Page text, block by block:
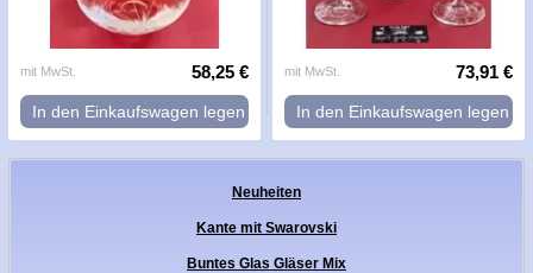
Neuheiten
Kante mit Swarovski
Buntes Glas Gläser Mix
mit MwSt. 58,25 €
In den Einkaufswagen legen
mit MwSt. 73,91 €
In den Einkaufswagen legen